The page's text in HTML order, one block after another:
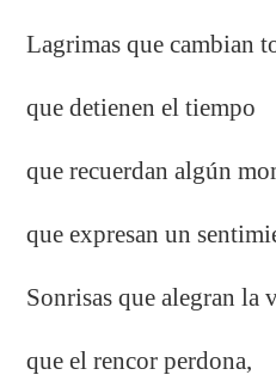
Lagrimas que cambian
que detienen el tiempo
que recuerdan algún
que expresan un
Sonrisas que alegran la
que el rencor perdona,